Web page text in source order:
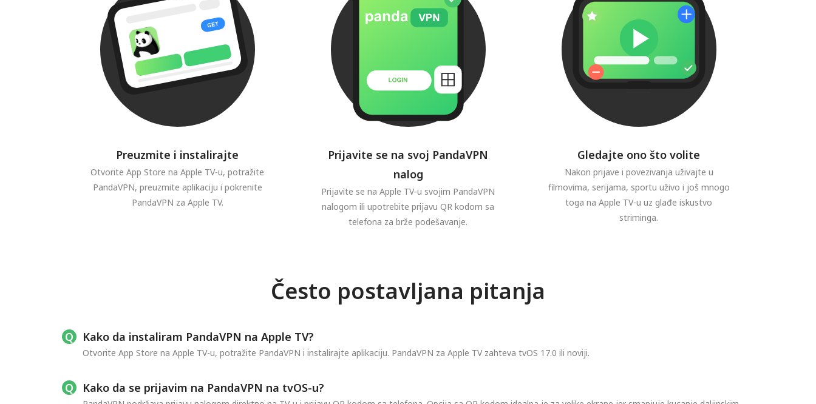
Preuzmite i instalirajte
Otvorite App Store na Apple TV-u, potražite
PandaVPN, preuzmite aplikaciju i pokrenite
PandaVPN za Apple TV.
Prijavite se na svoj PandaVPN
nalog
Prijavite se na Apple TV-u svojim PandaVPN
nalogom ili upotrebite prijavu QR kodom sa
telefona za brže podešavanje.
Gledajte ono što volite
Nakon prijave i povezivanja uživajte u
filmovima, serijama, sportu uživo i još mnogo
toga na Apple TV-u uz glađe iskustvo
striminga.
Često postavljana pitanja
Kako da instaliram PandaVPN na Apple TV?
Otvorite App Store na Apple TV-u, potražite PandaVPN i instalirajte aplikaciju. PandaVPN za Apple TV zahteva tvOS 17.0 ili noviji.
Kako da se prijavim na PandaVPN na tvOS-u?